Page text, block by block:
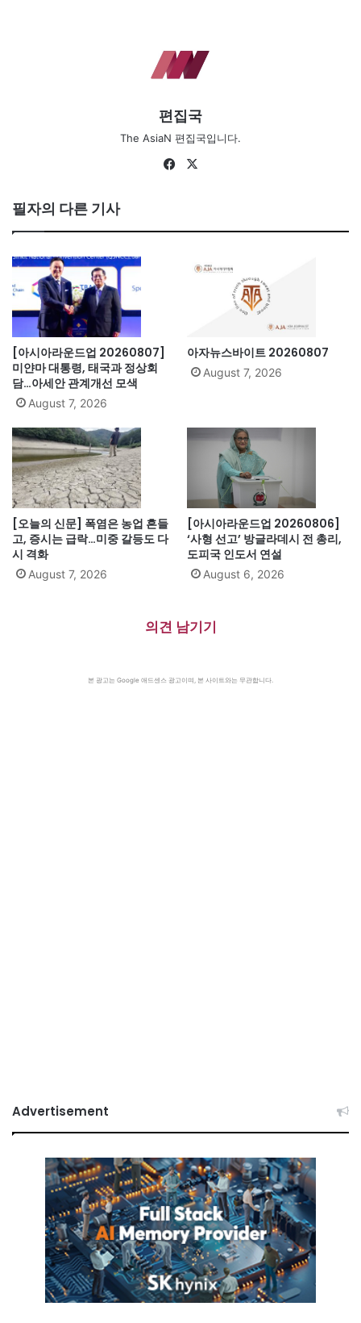
편집국
The AsiaN 편집국입니다.
Fa
필자의 다른 기사
[아시아라운드업 20260807]
미얀마 대통령, 태국과 정상회
담…아세안 관계개선 모색
August 7, 2026
아자뉴스바이트 20260807
August 7, 2026
[오늘의 신문] 폭염은 농업 흔들
고, 증시는 급락…미중 갈등도 다
시 격화
August 7, 2026
[아시아라운드업 20260806]
‘사형 선고’ 방글라데시 전 총리,
도피국 인도서 연설
August 6, 2026
의견 남기기
본 광고는 Google 애드센스 광고이며, 본 사이트와는 무관합니다.
Advertisement